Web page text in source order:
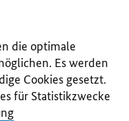
die optimale
Es werden
Cookies gesetzt.
für Statistikzwecke